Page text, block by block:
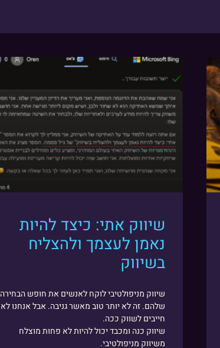
שיווק אתי: כיצד להיות
נאמן לעצמך ולהצליח
בשיווק
שיווק מניפולטיבי לוקח לאנשים את חופש הבחירה
שלהם. זה לא יותר טוב מאשר גניבה. אבל אנחנו לא
חייבים לשווק ככה.
שיווק כנה ומכבד יכול להיות לא פחות מוצלח
משיווק מניפולטיבי.